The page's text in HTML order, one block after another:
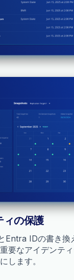
ィの保護
IDの書き換
要なアイデンテ
します。